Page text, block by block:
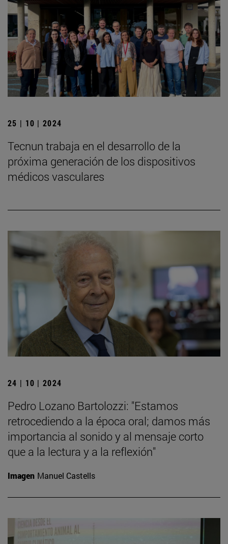
25 | 10 | 2024
Tecnun trabaja en el desarrollo de la
próxima generación de los dispositivos
médicos vasculares
24 | 10 | 2024
Pedro Lozano Bartolozzi: "Estamos
retrocediendo a la época oral; damos más
importancia al sonido y al mensaje corto
que a la lectura y a la reflexión"
Imagen Manuel Castells